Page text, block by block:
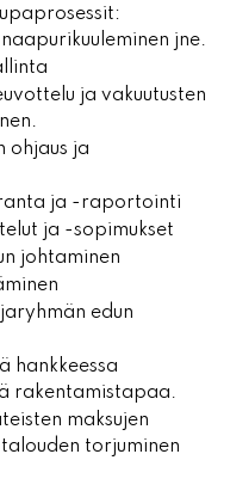
jne.
ja vakuutusten
ohjaus ja
ja -raportointi
ja -sopimukset
johtaminen
edun
hankkeessa
rakentamistapaa.
maksujen
torjuminen